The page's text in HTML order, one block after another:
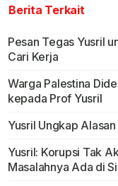
Berita Terkait
Pesan Tegas Yusril
Cari Kerja
Warga Palestina
kepada Prof Yusril
Yusril Ungkap
Yusril: Korupsi Tak
Masalahnya Ada di